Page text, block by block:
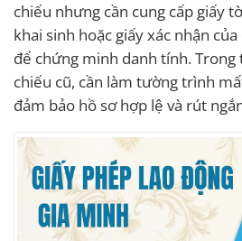
chiếu nhưng cần cung cấp giấy
khai sinh hoặc giấy xác nhận
để chứng minh danh tính.
chiếu cũ, cần làm tường trình
đảm bảo hồ sơ hợp lệ và rút